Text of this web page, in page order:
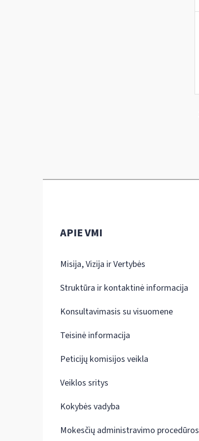
APIE VMI
Misija, Vizija ir Vertybės
Struktūra ir kontaktinė informacija
Konsultavimasis su visuomene
Teisinė informacija
Peticijų komisijos veikla
Veiklos sritys
Kokybės vadyba
Mokesčių administravimo procedūros